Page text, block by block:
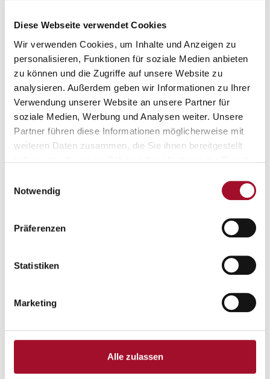
Diese Webseite verwendet Cookies
Wir verwenden Cookies, um Inhalte und Anzeigen zu
personalisieren, Funktionen für soziale Medien anbieten
zu können und die Zugriffe auf unsere Website zu
analysieren. Außerdem geben wir Informationen zu Ihrer
Verwendung unserer Website an unsere Partner für
soziale Medien, Werbung und Analysen weiter. Unsere
Partner führen diese Informationen möglicherweise mit
weiteren Daten zusammen, die Sie ihnen bereitgestellt
Notwendig
Präferenzen
Statistiken
Marketing
Alle zulassen
STANDORT